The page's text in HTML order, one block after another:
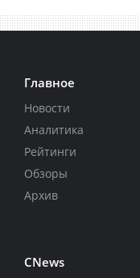
Главное
Новости
Аналитика
Рейтинги
Обзоры
Архив
CNews